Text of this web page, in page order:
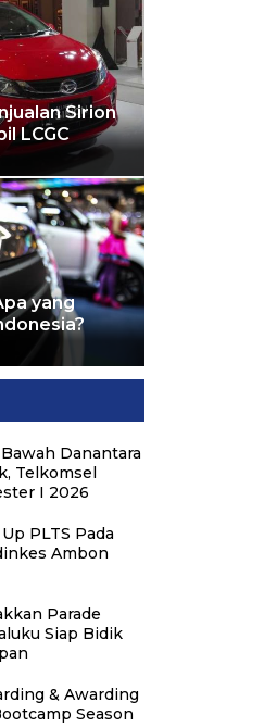
Sirion
LCGC
yang
Danantara
Telkomsel
I 2026
PLTS Pada
Ambon
Parade
Siap Bidik
& Awarding
Season